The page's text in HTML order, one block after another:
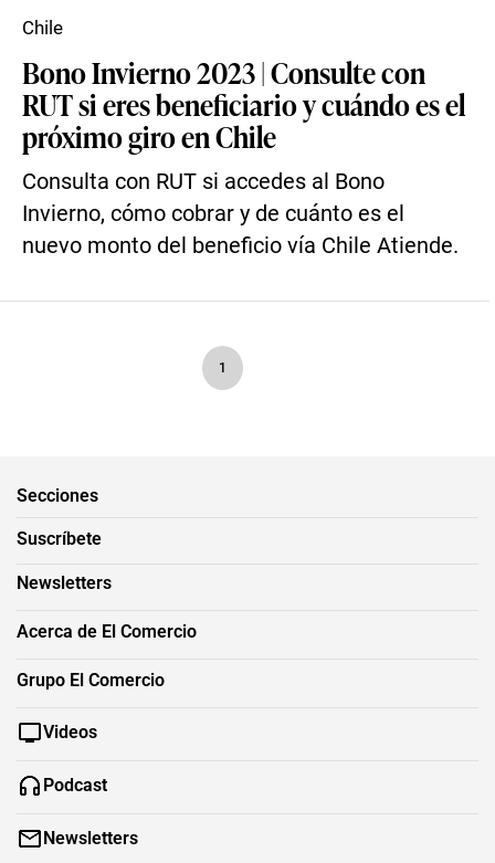
Bono Invierno 2023 | Consulte con
RUT si eres beneficiario y cuándo es el
próximo giro en Chile
Consulta con RUT si accedes al Bono
Invierno, cómo cobrar y de cuánto es el
nuevo monto del beneficio vía Chile Atiende.
Chile
1
Secciones
Suscríbete
Newsletters
Acerca de El Comercio
Grupo El Comercio
Videos
Podcast
Newsletters